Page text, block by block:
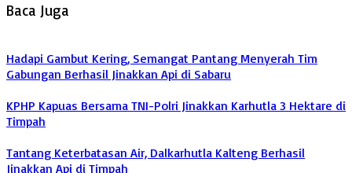
Baca Juga
Hadapi Gambut Kering, Semangat Pantang Menyerah Tim
Gabungan Berhasil Jinakkan Api di Sabaru
KPHP Kapuas Bersama TNI-Polri Jinakkan Karhutla 3 Hektare di
Timpah
Tantang Keterbatasan Air, Dalkarhutla Kalteng Berhasil
Jinakkan Api di Timpah